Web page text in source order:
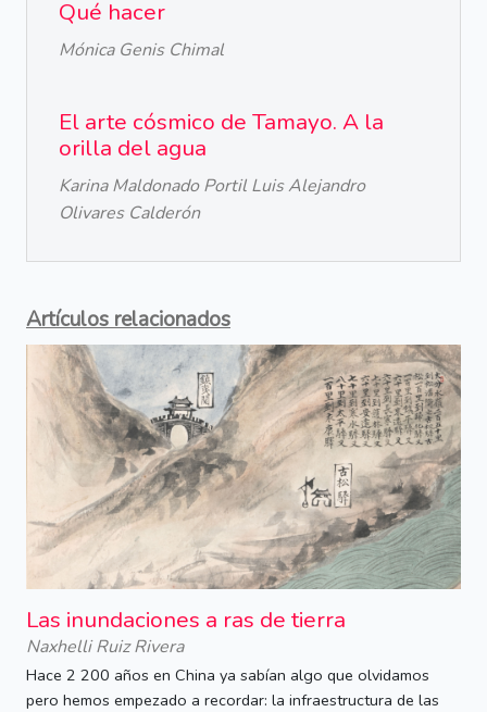
Qué hacer
Mónica Genis Chimal
El arte cósmico de Tamayo. A la
orilla del agua
Karina Maldonado Portil Luis Alejandro
Olivares Calderón
Artículos relacionados
Las inundaciones a ras de tierra
Naxhelli Ruiz Rivera
Hace 2 200 años en China ya sabían algo que olvidamos
pero hemos empezado a recordar: la infraestructura de las